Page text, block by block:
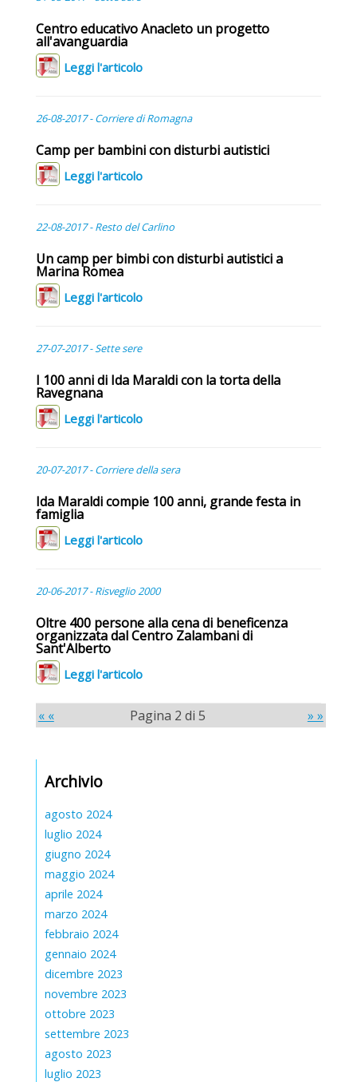
Centro educativo Anacleto un progetto
all'avanguardia
Leggi l'articolo
26-08-2017 - Corriere di Romagna
Camp per bambini con disturbi autistici
Leggi l'articolo
22-08-2017 - Resto del Carlino
Un camp per bimbi con disturbi autistici a
Marina Romea
Leggi l'articolo
27-07-2017 - Sette sere
I 100 anni di Ida Maraldi con la torta della
Ravegnana
Leggi l'articolo
20-07-2017 - Corriere della sera
Ida Maraldi compie 100 anni, grande festa in
famiglia
Leggi l'articolo
20-06-2017 - Risveglio 2000
Oltre 400 persone alla cena di beneficenza
organizzata dal Centro Zalambani di
Sant'Alberto
Leggi l'articolo
« « Pagina 2 di 5 » »
Archivio
agosto 2024
luglio 2024
giugno 2024
maggio 2024
aprile 2024
marzo 2024
febbraio 2024
gennaio 2024
dicembre 2023
novembre 2023
ottobre 2023
settembre 2023
agosto 2023
luglio 2023